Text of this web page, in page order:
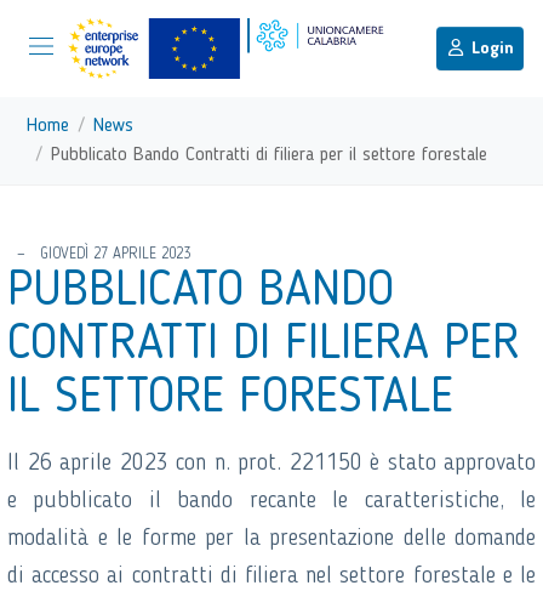
Vai ai contenuti
Login
torna al menu di scelta rapida
Menu di navigazione principale
Home
News
Pubblicato Bando Contratti di filiera per il settore forestale
GIOVEDÌ 27 APRILE 2023
PUBBLICATO BANDO
CONTRATTI DI FILIERA PER
IL SETTORE FORESTALE
Il 26 aprile 2023 con n. prot. 221150 è stato approvato
e pubblicato il bando recante le caratteristiche, le
modalità e le forme per la presentazione delle domande
di accesso ai contratti di filiera nel settore forestale e le